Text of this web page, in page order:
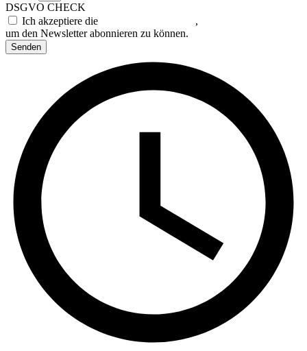
DSGVO CHECK
Ich akzeptiere die
,
um den Newsletter abonnieren zu können.
Senden